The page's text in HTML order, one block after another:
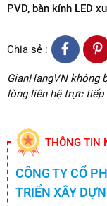
PVD, bàn kính LED
Chia sẻ :
GianHangVN không
lòng liên hệ trực tiếp
THÔNG TIN
CÔNG TY CỔ
TRIỂN XÂY